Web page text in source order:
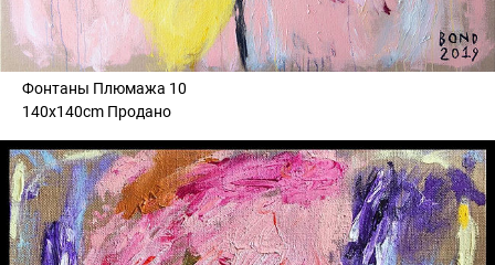
Фонтаны Плюмажа 10
140x140cm Продано